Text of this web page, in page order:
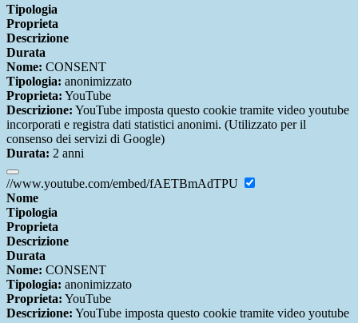
Tipologia
Proprieta
Descrizione
Durata
Nome: CONSENT
Tipologia: anonimizzato
Proprieta: YouTube
Descrizione: YouTube imposta questo cookie tramite video youtube
incorporati e registra dati statistici anonimi. (Utilizzato per il
consenso dei servizi di Google)
Durata: 2 anni
//www.youtube.com/embed/fAETBmAdTPU
Nome
Tipologia
Proprieta
Descrizione
Durata
Nome: CONSENT
Tipologia: anonimizzato
Proprieta: YouTube
Descrizione: YouTube imposta questo cookie tramite video youtube